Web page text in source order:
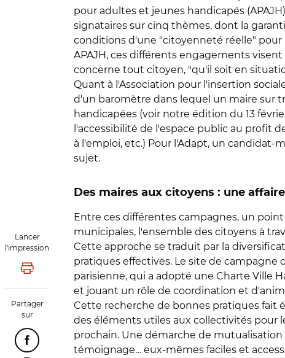
Lancer
l'impression
Lancer l'impression
Partager
sur
Partager cette page sur Facebook
pour adultes et jeunes handicapés
signataires sur cinq thèmes, dont la
conditions d'une "citoyenneté réelle" pour
APAJH, ces différents engagements
concerne tout citoyen, "qu'il soit en
Quant à l'Association pour l'insertion
d'un baromètre dans lequel un maire sur
handicapées (voir notre édition du 13
l'accessibilité de l'espace public au profit
à l'emploi, etc.) Pour l'Adapt, un candidat-
sujet.
Des maires aux citoyens : une
Entre ces différentes campagnes, un
municipales, l'ensemble des citoyens à
Cette approche se traduit par la
pratiques effectives. Le site de campagne
parisienne, qui a adopté une Charte Ville
et jouant un rôle de coordination et
Cette recherche de bonnes pratiques fait
des éléments utiles aux collectivités pour
prochain. Une démarche de
témoignage… eux-mêmes faciles et